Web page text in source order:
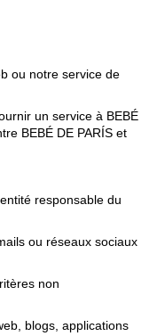
ou notre service de
un service à BEBÉ
BEBÉ DE PARÍS et
responsable du
ou réseaux sociaux
non
blogs, applications